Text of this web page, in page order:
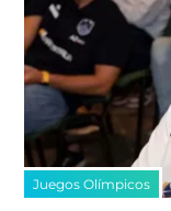
Juegos Olímpicos